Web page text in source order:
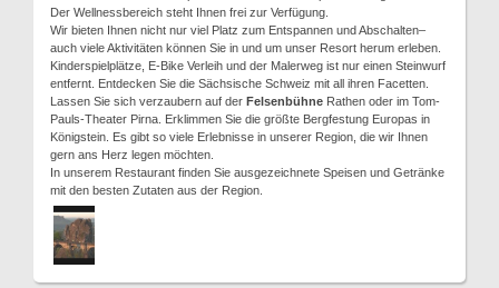
Der Wellnessbereich steht Ihnen frei zur Verfügung.
Wir bieten Ihnen nicht nur viel Platz zum Entspannen und Abschalten–
auch viele Aktivitäten können Sie in und um unser Resort herum erleben.
Kinderspielplätze, E-Bike Verleih und der Malerweg ist nur einen Steinwurf
entfernt. Entdecken Sie die Sächsische Schweiz mit all ihren Facetten.
Lassen Sie sich verzaubern auf der Felsenbühne Rathen oder im Tom-
Pauls-Theater Pirna. Erklimmen Sie die größte Bergfestung Europas in
Königstein. Es gibt so viele Erlebnisse in unserer Region, die wir Ihnen
gern ans Herz legen möchten.
In unserem Restaurant finden Sie ausgezeichnete Speisen und Getränke
mit den besten Zutaten aus der Region.